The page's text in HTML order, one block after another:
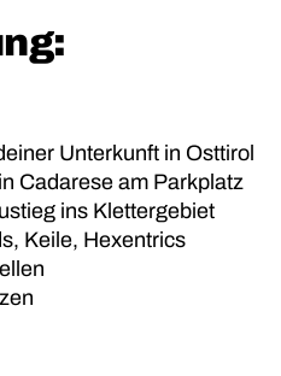
Unterkunft in Osttirol
Cadarese am Parkplatz
ins Klettergebiet
Keile, Hexentrics